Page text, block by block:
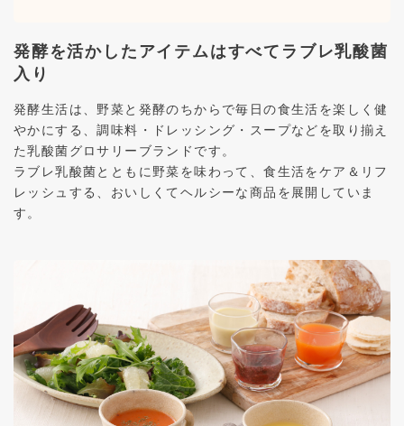
発酵を活かしたアイテムはすべてラブレ乳酸菌
入り
発酵生活は、野菜と発酵のちからで毎日の食生活を楽しく健
やかにする、調味料・ドレッシング・スープなどを取り揃え
た乳酸菌グロサリーブランドです。
ラブレ乳酸菌とともに野菜を味わって、食生活をケア＆リフ
レッシュする、おいしくてヘルシーな商品を展開していま
す。